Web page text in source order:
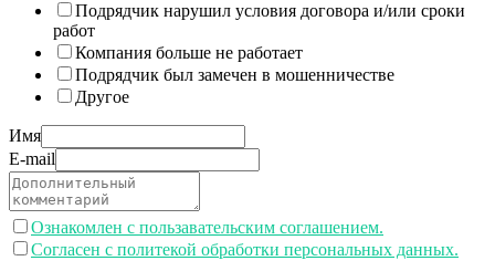
Подрядчик нарушил условия договора и/или сроки
работ
Компания больше не работает
Подрядчик был замечен в мошенничестве
Другое
Имя
E-mail
Ознакомлен с пользавательским соглашением.
Согласен с политекой обработки персональных данных.